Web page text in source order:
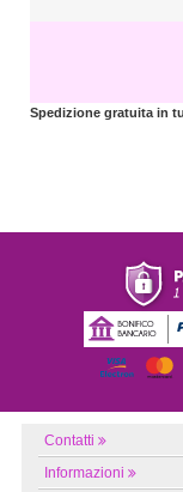
Spedizione gratuita in
Contatti
Informazioni